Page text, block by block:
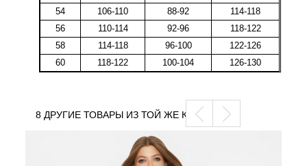
54
106-110 88-92
114-118
56
110-114 92-96
118-122
58
114-118 96-100
122-126
60
118-122 100-104 126-130
8 ДРУГИЕ ТОВАРЫ ИЗ ТОЙ ЖЕ КАТЕГОРИИ